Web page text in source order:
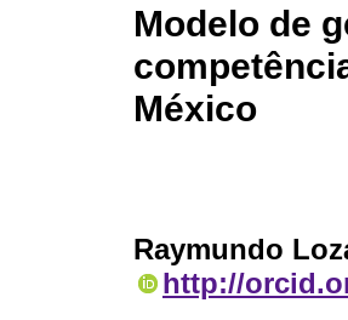
Modelo de
México
Raymundo
http://